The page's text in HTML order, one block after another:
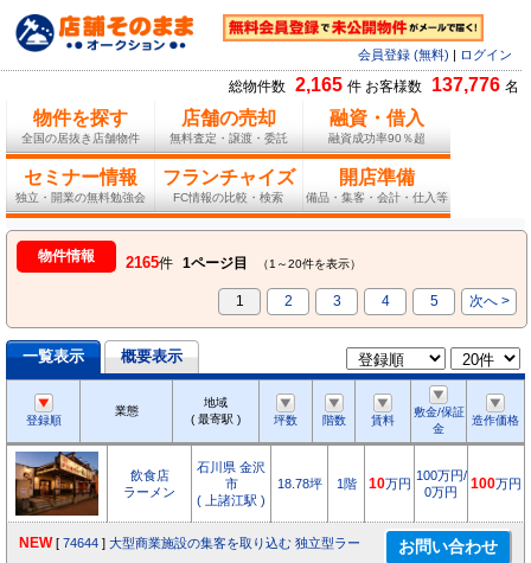
会員登録 (無料) ログイン
総物件数 2,165 件 お客様数 137,776 名
物件を探す
全国の居抜き店舗物件
店舗の売却
無料査定・譲渡・委託
融資・借入
融資成功率90％超
セミナー情報
独立・開業の無料勉強会
フランチャイズ
FC情報の比較・検索
開店準備
備品・集客・会計・仕入等
物件情報 2165件 1ページ目 （1～20件を表示）
1 2 3 4 5 次へ >
一覧表示 概要表示
登録順
業態
地域
( 最寄駅 )
坪数 階数 賃料
敷金/保証
金
造作価格
飲食店
ラーメン
石川県 金沢
市
( 上諸江駅 )
18.78坪 1階 10万円
100万円/
0万円
100万円
NEW [ 74644 ] 大型商業施設の集客を取り込む 独立型ラー